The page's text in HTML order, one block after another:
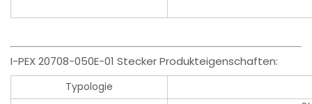
I-PEX 20708-050E-01 Stecker Produkteigenschaften:
Typologie